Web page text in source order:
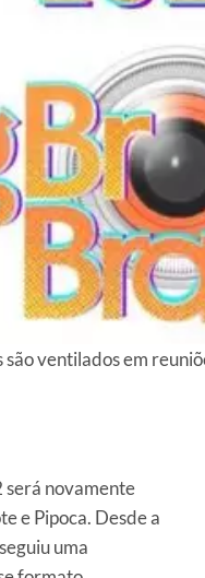
são ventilados em
será novamente
e Pipoca. Desde a
uma